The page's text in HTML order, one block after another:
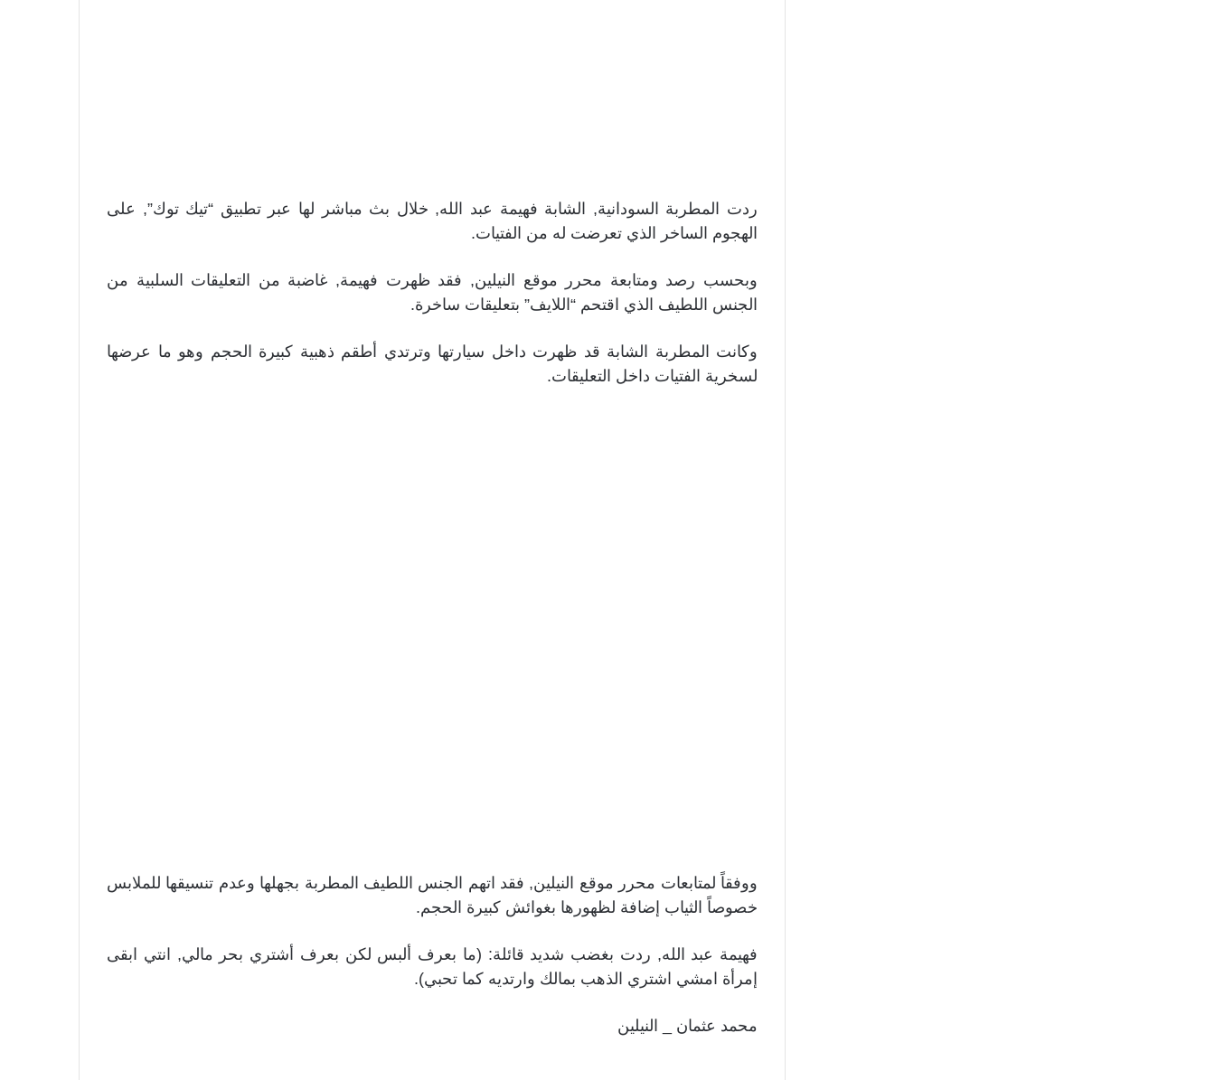
ردت المطربة السودانية, الشابة فهيمة عبد الله, خلال بث مباشر لها عبر تطبيق “تيك توك”, على
الهجوم الساخر الذي تعرضت له من الفتيات.
وبحسب رصد ومتابعة محرر موقع النيلين, فقد ظهرت فهيمة, غاضبة من التعليقات السلبية من
الجنس اللطيف الذي اقتحم “اللايف” بتعليقات ساخرة.
وكانت المطربة الشابة قد ظهرت داخل سيارتها وترتدي أطقم ذهبية كبيرة الحجم وهو ما عرضها
لسخرية الفتيات داخل التعليقات.
ووفقاً لمتابعات محرر موقع النيلين, فقد اتهم الجنس اللطيف المطربة بجهلها وعدم تنسيقها للملابس
خصوصاً الثياب إضافة لظهورها بغوائش كبيرة الحجم.
فهيمة عبد الله, ردت بغضب شديد قائلة: (ما بعرف ألبس لكن بعرف أشتري بحر مالي, انتي ابقى
إمرأة امشي اشتري الذهب بمالك وارتديه كما تحبي).
محمد عثمان _ النيلين